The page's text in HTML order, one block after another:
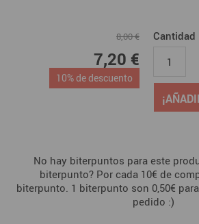
8,00 €
7,20 €
10% de descuento
Cantidad
No hay biterpuntos para este
biterpunto? Por cada 10€ de
biterpunto. 1 biterpunto son 0,50€
pedido :)